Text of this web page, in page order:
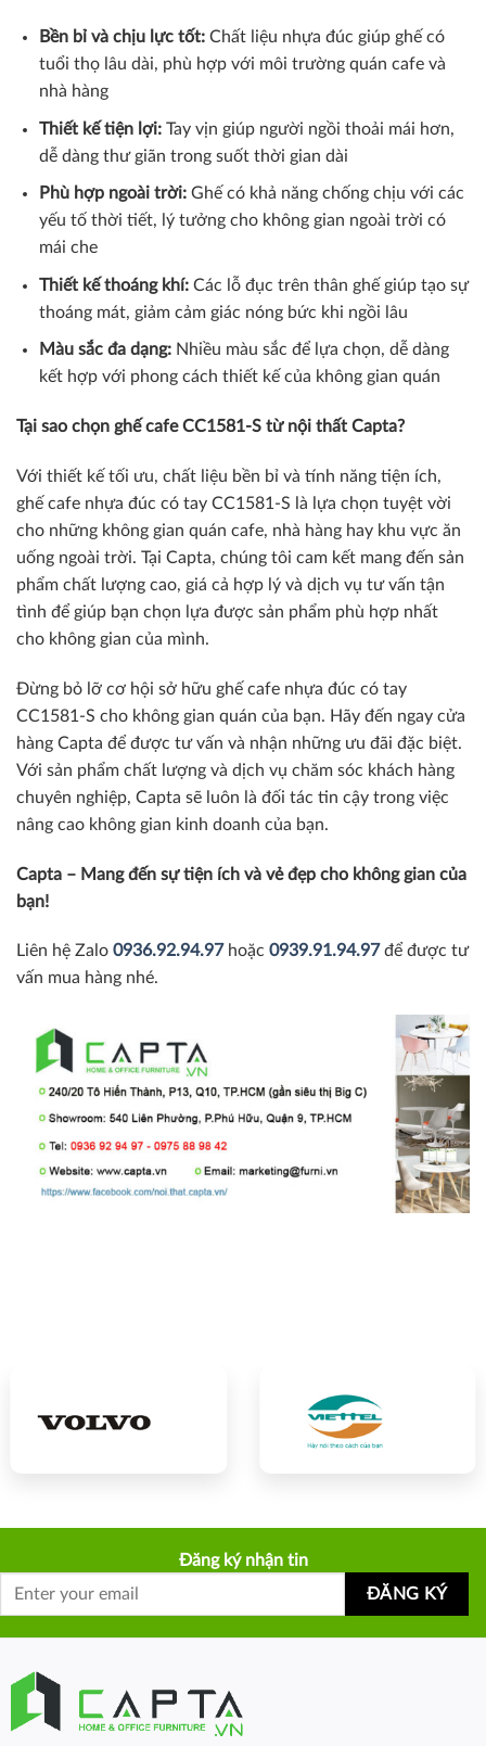
Bền bỉ và chịu lực tốt:Chất liệu nhựa đúc giúp ghế có
tuổi thọ lâu dài, phù hợp với môi trường quán cafe và
nhà hàng
Thiết kế tiện lợi:Tay vịn giúp người ngồi thoải mái hơn,
dễ dàng thư giãn trong suốt thời gian dài
Phù hợp ngoài trời:Ghế có khả năng chống chịu với các
yếu tố thời tiết, lý tưởng cho không gian ngoài trời có
mái che
Thiết kế thoáng khí:Các lỗ đục trên thân ghế giúp tạo sự
thoáng mát, giảm cảm giác nóng bức khi ngồi lâu
Màu sắc đa dạng:Nhiều màu sắc để lựa chọn, dễ dàng
kết hợp với phong cách thiết kế của không gian quán
Tại sao chọn ghế cafe CC1581-S từ nội thất Capta?
Với thiết kế tối ưu, chất liệu bền bỉ và tính năng tiện ích,
ghế cafe nhựa đúc có tay CC1581-S là lựa chọn tuyệt vời
cho những không gian quán cafe, nhà hàng hay khu vực ăn
uống ngoài trời. Tại Capta, chúng tôi cam kết mang đến sản
phẩm chất lượng cao, giá cả hợp lý và dịch vụ tư vấn tận
tình để giúp bạn chọn lựa được sản phẩm phù hợp nhất
cho không gian của mình.
Đừng bỏ lỡ cơ hội sở hữu ghế cafe nhựa đúc có tay
CC1581-S cho không gian quán của bạn. Hãy đến ngay cửa
hàng Capta để được tư vấn và nhận những ưu đãi đặc biệt.
Với sản phẩm chất lượng và dịch vụ chăm sóc khách hàng
chuyên nghiệp, Capta sẽ luôn là đối tác tin cậy trong việc
nâng cao không gian kinh doanh của bạn.
Capta – Mang đến sự tiện ích và vẻ đẹp cho không gian của
bạn!
Liên hệ Zalo 0936.92.94.97hoặc 0939.91.94.97 để được tư
vấn mua hàng nhé.
Đăng ký nhận tin